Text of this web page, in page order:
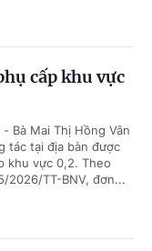
cấp khu vực
Bà Mai Thị Hồng Vân
tác tại địa bàn được
khu vực 0,2. Theo
2026/TT-BNV, đơn...